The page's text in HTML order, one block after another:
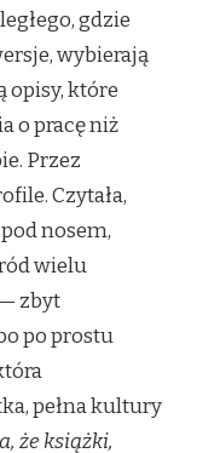
gdzie
wybierają
opisy, które
o pracę niż
Przez
Czytała,
nosem,
wielu
zbyt
po prostu
pełna kultury
że książki,